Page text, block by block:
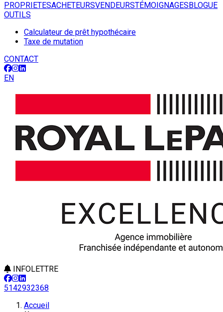
PROPRIETESACHETEURSVENDEURSTÉMOIGNAGESBLOGUE
OUTILS
Calculateur de prêt hypothécaire
Taxe de mutation
CONTACT
EN
INFOLETTRE
5142932368
Accueil